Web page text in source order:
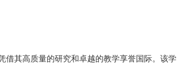
借其高质量的研究和卓越的教学享誉国际。该学